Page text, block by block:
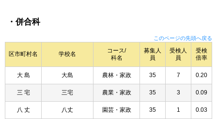
・併合科
このページの先頭へ戻る
区市町村名 学校名
コース/
科名
募集人
員
受検人
員
受検
倍率
大 島 大島 農林・家政 35 7 0.20
三 宅 三宅 農業・家政 35 3 0.09
八 丈 八丈 園芸・家政 35 1 0.03